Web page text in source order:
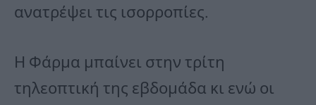
ανατρέψει τις ισορροπίες.
Η Φάρμα μπαίνει στην τρίτη
τηλεοπτική της εβδομάδα κι ενώ οι